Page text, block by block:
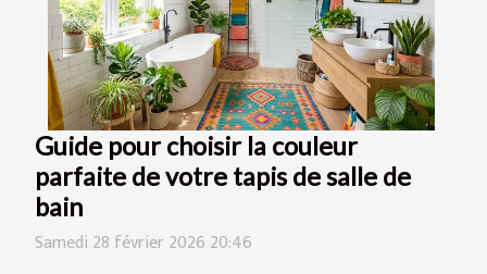
Guide pour choisir la couleur
parfaite de votre tapis de salle de
bain
Samedi 28 février 2026 20:46